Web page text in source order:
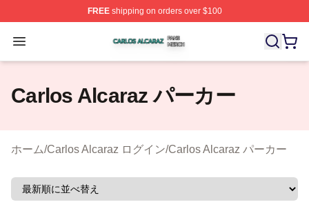
FREEshipping on orders over $100
Open menu
Carlos Alcaraz Shop ⚡️ Officially Licensed Carlos
Carlos Alcaraz パーカー
ホーム/Carlos Alcaraz ログイン/Carlos Alcaraz パーカー